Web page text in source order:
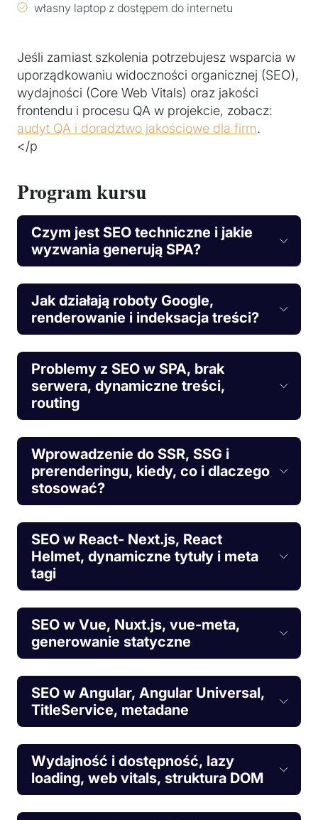
własny laptop z dostępem do internetu
Jeśli zamiast szkolenia potrzebujesz wsparcia w
uporządkowaniu widoczności organicznej (SEO),
wydajności (Core Web Vitals) oraz jakości
frontendu i procesu QA w projekcie, zobacz:
audyt QA i doradztwo jakościowe dla firm.
</p
Program kursu
Czym jest SEO techniczne i jakie
wyzwania generują SPA?
Jak działają roboty Google,
renderowanie i indeksacja treści?
Problemy z SEO w SPA, brak
serwera, dynamiczne treści,
routing
Wprowadzenie do SSR, SSG i
prerenderingu, kiedy, co i dlaczego
stosować?
SEO w React- Next.js, React
Helmet, dynamiczne tytuły i meta
tagi
SEO w Vue, Nuxt.js, vue-meta,
generowanie statyczne
SEO w Angular, Angular Universal,
TitleService, metadane
Wydajność i dostępność, lazy
loading, web vitals, struktura DOM